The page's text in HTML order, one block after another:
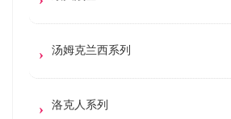
汤姆克兰西系列
洛克人系列